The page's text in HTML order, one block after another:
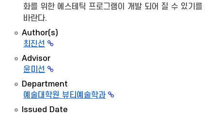
화를 위한 에스테틱 프로그램이 개발 되어 질 수 있기를
바란다.
Author(s)
최진선
Advisor
윤미선
Department
예술대학원 뷰티예술학과
Issued Date